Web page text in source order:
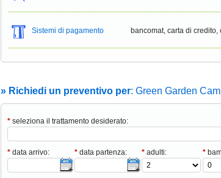
Sistemi di pagamento bancomat, carta di
» Richiedi un preventivo per: Green Garden
*seleziona il trattamento desiderato:
*data arrivo: *data partenza: *adulti: *